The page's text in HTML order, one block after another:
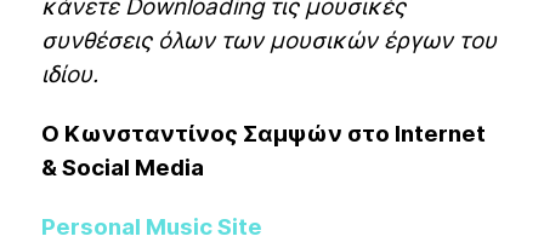
κάνετε Downloading τις μουσικές
συνθέσεις όλων των μουσικών έργων του
ιδίου.
Ο Κωνσταντίνος Σαμψών στo Internet
& Social Media
Personal Music Site